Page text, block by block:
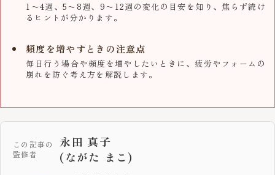
1〜4週、5〜8週、9〜12週の変化の目安を知り、焦らず続け
るヒントが分かります。
頻度を増やすときの注意点
毎日行う場合や頻度を増やしたいときに、疲労やフォームの
崩れを防ぐ考え方を解説します。
この記事の
監修者
永田 真子
(ながた まこ)